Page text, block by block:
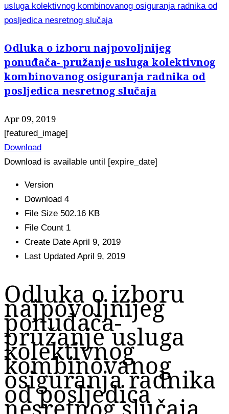
usluga kolektivnog kombinovanog osiguranja radnika od
posljedica nesretnog slučaja
Odluka o izboru najpovoljnijeg
ponuđača- pružanje usluga kolektivnog
kombinovanog osiguranja radnika od
posljedica nesretnog slučaja
Apr 09, 2019
[featured_image]
Download
Download is available until [expire_date]
Version
Download 4
File Size 502.16 KB
File Count 1
Create Date April 9, 2019
Last Updated April 9, 2019
Odluka o izboru
najpovoljnijeg
ponuđača-
pružanje usluga
kolektivnog
kombinovanog
osiguranja radnika
od posljedica